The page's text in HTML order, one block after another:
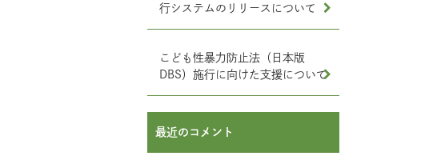
行システムのリリースについて
こども性暴力防止法（日本版
DBS）施行に向けた支援について
最近のコメント